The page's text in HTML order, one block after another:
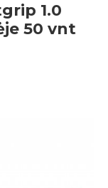
1.0
50 vnt